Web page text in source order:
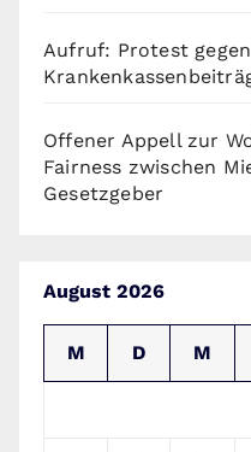
Aufruf: Protest
Offener Appell zur
Fairness zwischen
Gesetzgeber
August 2026
M D M